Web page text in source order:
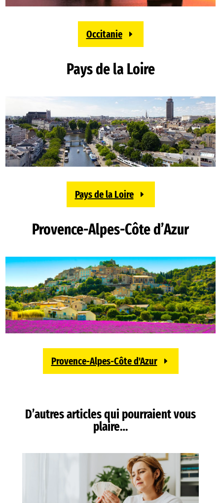
Occitanie
Pays de la Loire
Pays de la Loire
Provence-Alpes-Côte d’Azur
Provence-Alpes-Côte d'Azur
D’autres articles qui pourraient vous
plaire…